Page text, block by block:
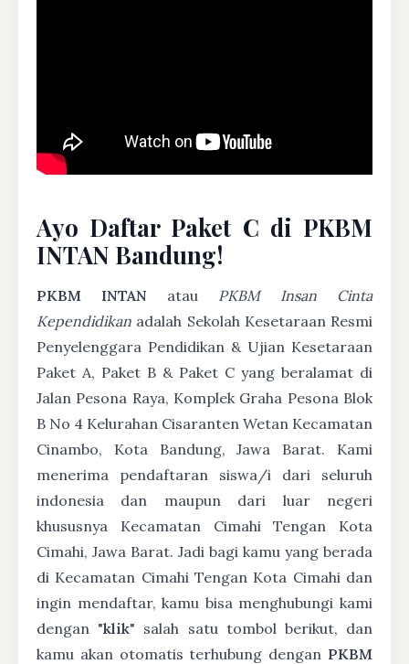
Ayo Daftar Paket C di PKBM
INTAN Bandung!
PKBM INTAN atau PKBM Insan Cinta
Kependidikan adalah Sekolah Kesetaraan Resmi
Penyelenggara Pendidikan & Ujian Kesetaraan
Paket A, Paket B & Paket C yang beralamat di
Jalan Pesona Raya, Komplek Graha Pesona Blok
B No 4 Kelurahan Cisaranten Wetan Kecamatan
Cinambo, Kota Bandung, Jawa Barat. Kami
menerima pendaftaran siswa/i dari seluruh
indonesia dan maupun dari luar negeri
khususnya Kecamatan Cimahi Tengan Kota
Cimahi, Jawa Barat. Jadi bagi kamu yang berada
di Kecamatan Cimahi Tengan Kota Cimahi dan
ingin mendaftar, kamu bisa menghubungi kami
dengan "klik" salah satu tombol berikut, dan
kamu akan otomatis terhubung dengan PKBM